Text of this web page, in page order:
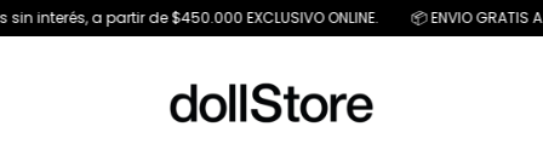
a partir de $450.000 EXCLUSIVO ONLINE. 📦 ENVIO GRATIS A